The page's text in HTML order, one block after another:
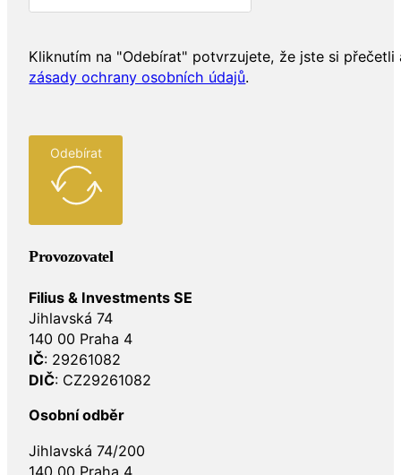
Kliknutím na "Odebírat" potvrzujete, že jste si přečetli
zásady ochrany osobních údajů.
Odebírat
Provozovatel
Filius & Investments SE
Jihlavská 74
140 00 Praha 4
IČ: 29261082
DIČ: CZ29261082
Osobní odběr
Jihlavská 74/200
140 00 Praha 4